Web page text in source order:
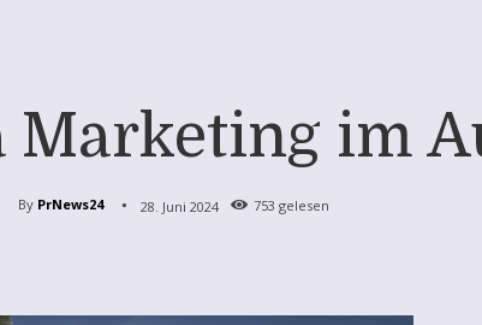
Marketing im
By PrNews24 28. Juni 2024 753 gelesen